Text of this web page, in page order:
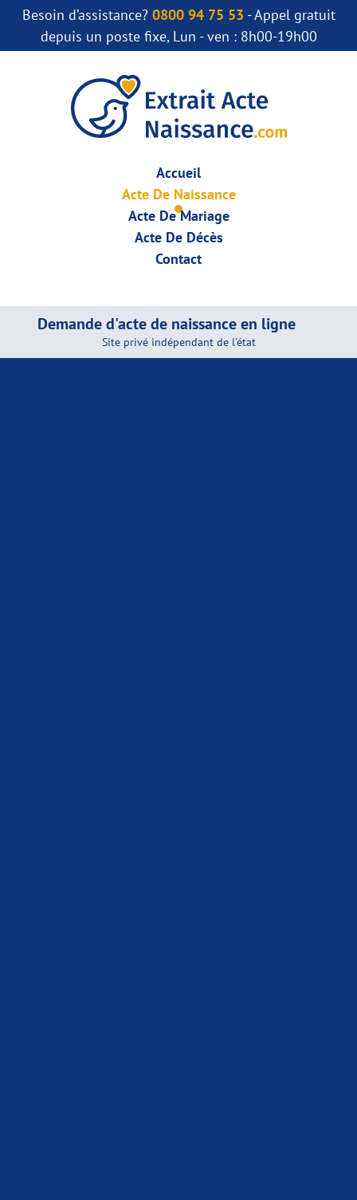
Besoin d’assistance? 0800 94 75 53 - Appel gratuit
depuis un poste fixe, Lun - ven : 8h00-19h00
Accueil
Acte De Naissance
Acte De Mariage
Acte De Décès
Contact
Demande d'acte de naissance en ligne
Site privé indépendant de l'état